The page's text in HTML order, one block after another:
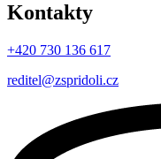
Kontakty
+420 730 136 617
reditel@zspridoli.cz